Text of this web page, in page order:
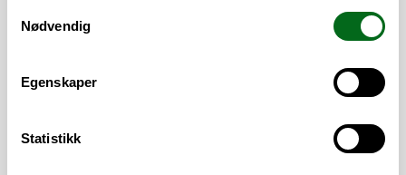
Nødvendig
Egenskaper
Statistikk
https://bricaud.github.io/
Graph signal processing and machine